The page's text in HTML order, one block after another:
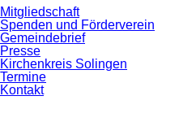
Mitgliedschaft
Spenden und Förderverein
Gemeindebrief
Presse
Kirchenkreis Solingen
Termine
Kontakt